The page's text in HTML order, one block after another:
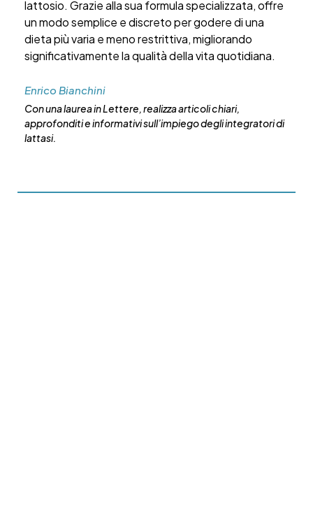
lattosio. Grazie alla sua formula specializzata, offre
un modo semplice e discreto per godere di una
dieta più varia e meno restrittiva, migliorando
significativamente la qualità della vita quotidiana.
Enrico Bianchini
Con una laurea in Lettere, realizza articoli chiari,
approfonditi e informativi sull’impiego degli integratori di
lattasi.